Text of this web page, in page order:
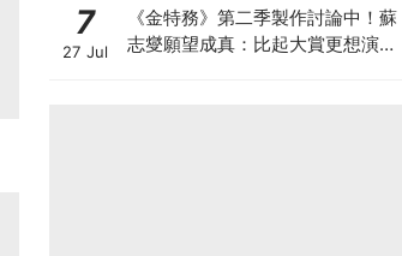
7
27 Jul
《金特務》第二季製作討論中！蘇
志燮願望成真：比起大賞更想演續